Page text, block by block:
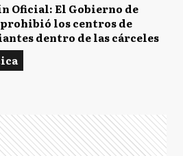
Oficial: El Gobierno de
los centros de
dentro de las cárceles